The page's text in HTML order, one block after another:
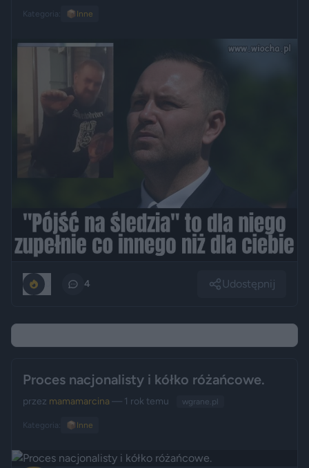
Kategoria: 📦 Inne
4 Udostępnij
Proces nacjonalisty i kółko różańcowe.
przez mamamarcina — 1 rok temu wgrane.pl
Kategoria: 📦 Inne